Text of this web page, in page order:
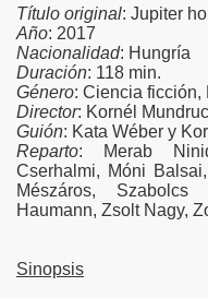
Título original: Jupiter
Año: 2017
Nacionalidad: Hungría
Duración: 118 min.
Género: Ciencia ficción,
Director: Kornél
Guión: Kata Wéber y
Reparto: Merab
Cserhalmi, Móni
Mészáros,
Haumann, Zsolt Nagy,
Sinopsis